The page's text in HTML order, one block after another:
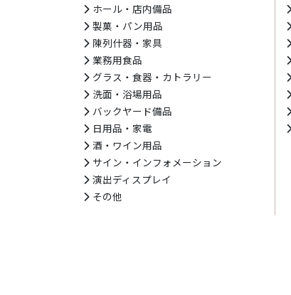
ホール・店内備品
製菓・パン用品
陳列什器・家具
業務用食品
グラス・食器・カトラリー
洗面・浴場用品
バックヤード備品
日用品・家電
酒・ワイン用品
サイン・インフォメーション
演出ディスプレイ
その他